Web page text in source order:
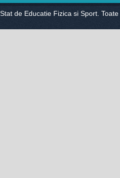
de Educatie Fizica si Sport.